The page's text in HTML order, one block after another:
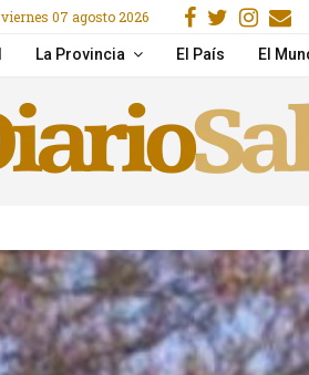
viernes 07 agosto 2026 Mirá el show Serú
Facebook
Gorjeo
La Provincia El País El